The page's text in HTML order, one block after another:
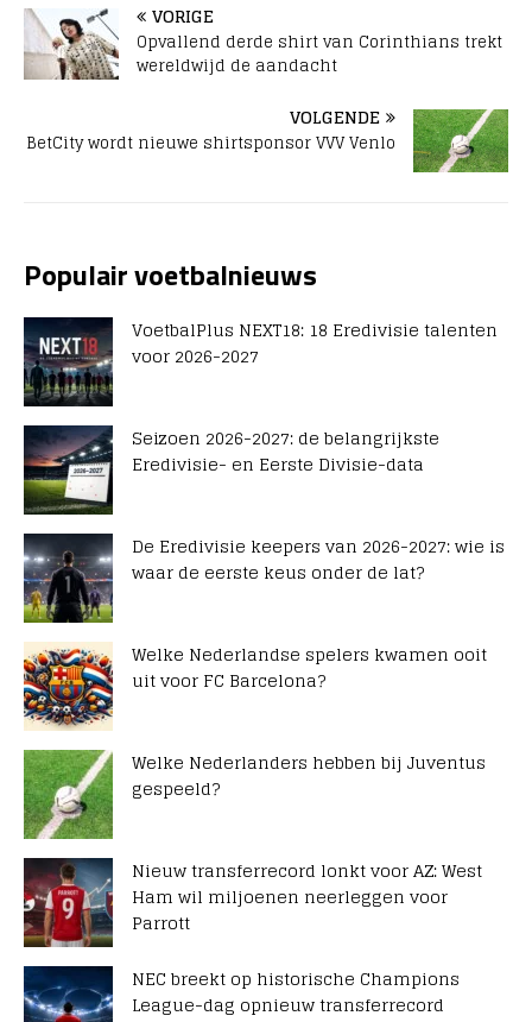
VORIGE
Opvallend derde shirt van Corinthians trekt
wereldwijd de aandacht
VOLGENDE
BetCity wordt nieuwe shirtsponsor VVV Venlo
Populair voetbalnieuws
VoetbalPlus NEXT18: 18 Eredivisie talenten
voor 2026-2027
Seizoen 2026-2027: de belangrijkste
Eredivisie- en Eerste Divisie-data
De Eredivisie keepers van 2026-2027: wie is
waar de eerste keus onder de lat?
Welke Nederlandse spelers kwamen ooit
uit voor FC Barcelona?
Welke Nederlanders hebben bij Juventus
gespeeld?
Nieuw transferrecord lonkt voor AZ: West
Ham wil miljoenen neerleggen voor
Parrott
NEC breekt op historische Champions
League-dag opnieuw transferrecord